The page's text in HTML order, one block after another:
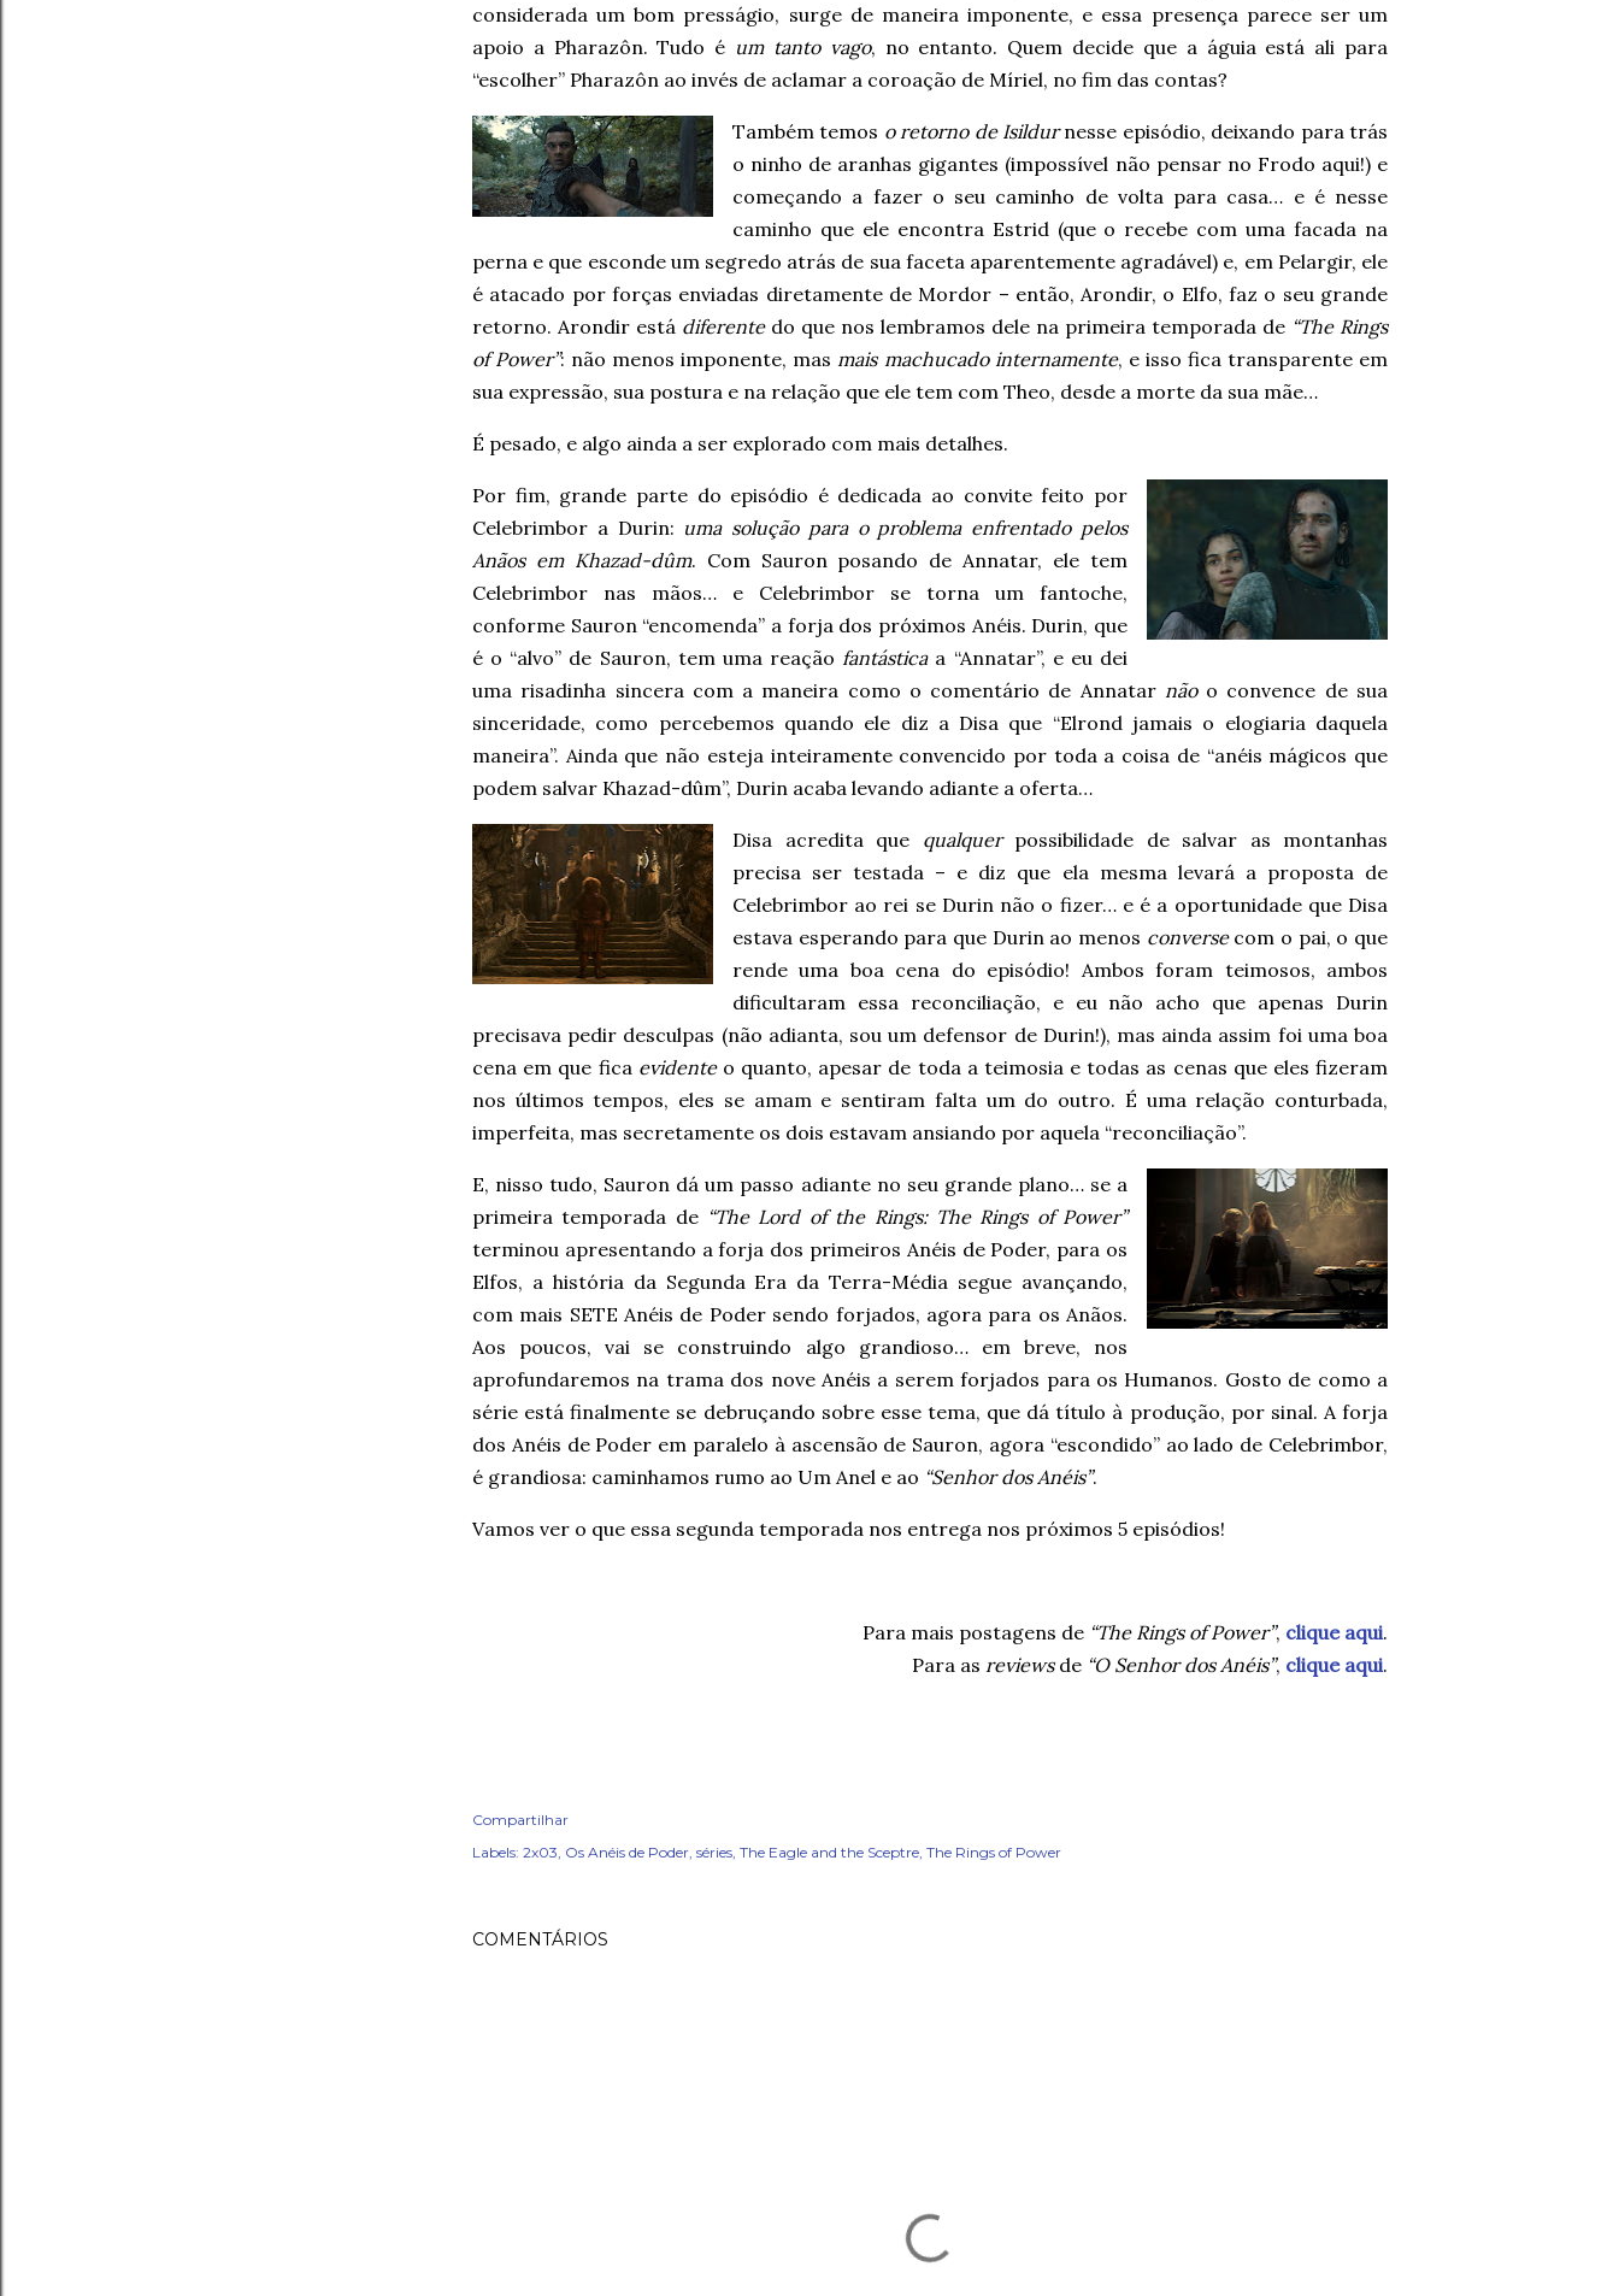
considerada um bom presságio, surge de maneira imponente, e essa presença parece ser um
apoio a Pharazôn. Tudo é um tanto vago, no entanto. Quem decide que a águia está ali para
“escolher” Pharazôn ao invés de aclamar a coroação de Míriel, no fim das contas?
Também temos o retorno de Isildurnesse episódio, deixando para trás
o ninho de aranhas gigantes (impossível não pensar no Frodo aqui!) e
começando a fazer o seu caminho de volta para casa… e é nesse
caminho que ele encontra Estrid (que o recebe com uma facada na
perna e que esconde um segredo atrás de sua faceta aparentemente agradável) e, em Pelargir, ele
é atacado por forças enviadas diretamente de Mordor – então, Arondir, o Elfo, faz o seu grande
retorno. Arondir está diferentedo que nos lembramos dele na primeira temporada de “The Rings
of Power”: não menos imponente, mas mais machucado internamente, e isso fica transparente em
sua expressão, sua postura e na relação que ele tem com Theo, desde a morte da sua mãe…
É pesado, e algo ainda a ser explorado com mais detalhes.
Por fim, grande parte do episódio é dedicada ao convite feito por
Celebrimbor a Durin: uma solução para o problema enfrentado pelos
Anãos em Khazad-dûm. Com Sauron posando de Annatar, ele tem
Celebrimbor nas mãos… e Celebrimbor se torna um fantoche,
conforme Sauron “encomenda” a forja dos próximos Anéis. Durin, que
é o “alvo” de Sauron, tem uma reação fantásticaa “Annatar”, e eu dei
uma risadinha sincera com a maneira como o comentário de Annatar nãoo convence de sua
sinceridade, como percebemos quando ele diz a Disa que “Elrond jamais o elogiaria daquela
maneira”. Ainda que não esteja inteiramente convencido por toda a coisa de “anéis mágicos que
podem salvar Khazad-dûm”, Durin acaba levando adiante a oferta…
Disa acredita que qualquerpossibilidade de salvar as montanhas
precisa ser testada – e diz que ela mesma levará a proposta de
Celebrimbor ao rei se Durin não o fizer… e é a oportunidade que Disa
estava esperando para que Durin ao menos conversecom o pai, o que
rende uma boa cena do episódio! Ambos foram teimosos, ambos
dificultaram essa reconciliação, e eu não acho que apenas Durin
precisava pedir desculpas (não adianta, sou um defensor de Durin!), mas ainda assim foi uma boa
cena em que fica evidenteo quanto, apesar de toda a teimosia e todas as cenas que eles fizeram
nos últimos tempos, eles se amam e sentiram falta um do outro. É uma relação conturbada,
imperfeita, mas secretamente os dois estavam ansiando por aquela “reconciliação”.
E, nisso tudo, Sauron dá um passo adiante no seu grande plano… se a
primeira temporada de “The Lord of the Rings: The Rings of Power”
terminou apresentando a forja dos primeiros Anéis de Poder, para os
Elfos, a história da Segunda Era da Terra-Média segue avançando,
com mais SETE Anéis de Poder sendo forjados, agora para os Anãos.
Aos poucos, vai se construindo algo grandioso… em breve, nos
aprofundaremos na trama dos nove Anéis a serem forjados para os Humanos. Gosto de como a
série está finalmente se debruçando sobre esse tema, que dá título à produção, por sinal. A forja
dos Anéis de Poder em paralelo à ascensão de Sauron, agora “escondido” ao lado de Celebrimbor,
é grandiosa: caminhamos rumo ao Um Anel e ao “Senhor dos Anéis”.
Vamos ver o que essa segunda temporada nos entrega nos próximos 5 episódios!
Para mais postagens de “The Rings of Power”, clique aqui.
Para as reviewsde “O Senhor dos Anéis”, clique aqui.
Compartilhar
Labels: 2x03 Os Anéis de Poder séries The Eagle and the Sceptre The Rings of Power
COMENTÁRIOS